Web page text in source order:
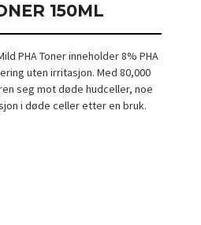
150ML
PHA Toner inneholder 8% PHA
uten irritasjon. Med 80,000
seg mot døde hudceller, noe
i døde celler etter en bruk.